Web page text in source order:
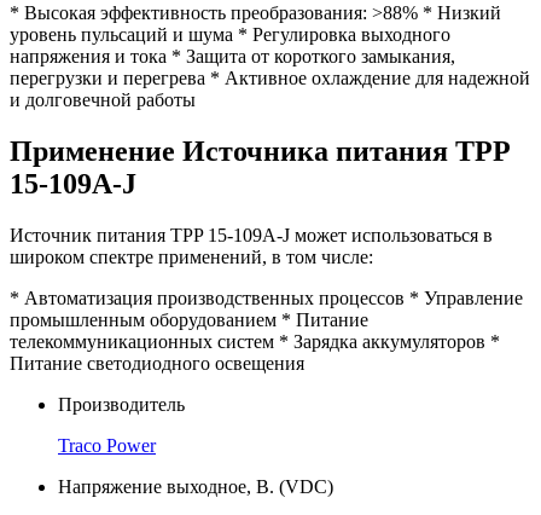
* Высокая эффективность преобразования: >88% * Низкий
уровень пульсаций и шума * Регулировка выходного
напряжения и тока * Защита от короткого замыкания,
перегрузки и перегрева * Активное охлаждение для надежной
и долговечной работы
Применение Источника питания TPP
15-109A-J
Источник питания TPP 15-109A-J может использоваться в
широком спектре применений, в том числе:
* Автоматизация производственных процессов * Управление
промышленным оборудованием * Питание
телекоммуникационных систем * Зарядка аккумуляторов *
Питание светодиодного освещения
Производитель
Traco Power
Напряжение выходное, В. (VDC)